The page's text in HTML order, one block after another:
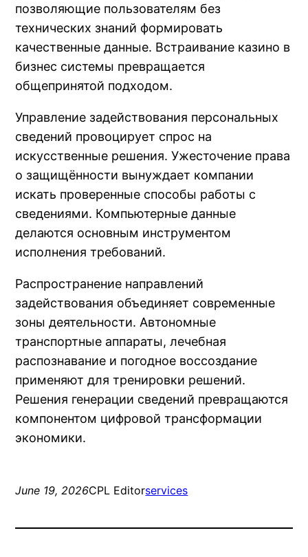
позволяющие пользователям без
технических знаний формировать
качественные данные. Встраивание казино в
бизнес системы превращается
общепринятой подходом.
Управление задействования персональных
сведений провоцирует спрос на
искусственные решения. Ужесточение права
о защищённости вынуждает компании
искать проверенные способы работы с
сведениями. Компьютерные данные
делаются основным инструментом
исполнения требований.
Распространение направлений
задействования объединяет современные
зоны деятельности. Автономные
транспортные аппараты, лечебная
распознавание и погодное воссоздание
применяют для тренировки решений.
Решения генерации сведений превращаются
компонентом цифровой трансформации
экономики.
June 19, 2026CPL Editorservices